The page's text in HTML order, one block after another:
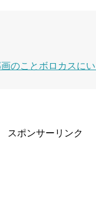
のことボロカスに
スポンサーリンク